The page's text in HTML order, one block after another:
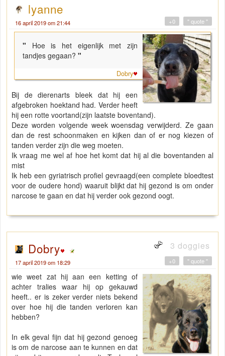
lyanne
16 april 2019 om 21:44 " quote "
+0
" Hoe is het eigenlijk met zijn
tandjes gegaan? "
Dobry
Bij de dierenarts bleek dat hij een
afgebroken hoektand had. Verder heeft
hij een rotte voortand(zijn laatste boventand).
Deze worden volgende week woensdag verwijderd. Ze gaan
dan de rest schoonmaken en kijken dan of er nog kiezen of
tanden verder zijn die weg moeten.
Ik vraag me wel af hoe het komt dat hij al die boventanden al
mist
Ik heb een gyriatrisch profiel gevraagd(een complete bloedtest
voor de oudere hond) waaruit blijkt dat hij gezond is om onder
narcose te gaan en dat hij verder ook gezond oogt.
Dobry 3 doggies
17 april 2019 om 18:29 " quote "
+0
wie weet zat hij aan een ketting of
achter tralies waar hij op gekauwd
heeft.. er is zeker verder niets bekend
over hoe hij die tanden verloren kan
hebben?
In elk geval fijn dat hij gezond genoeg
is om de narcose aan te kunnen en dat